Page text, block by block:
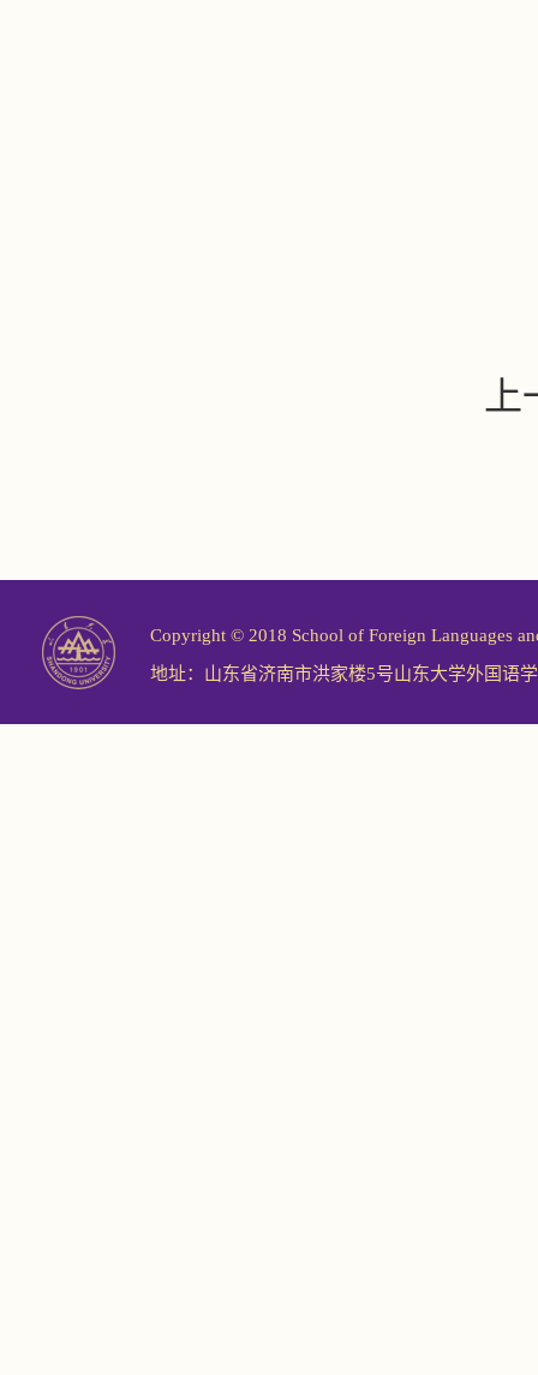
Copyright © 2018 School of Foreign Languages
地址：山东省济南市洪家楼5号山东大学外国语